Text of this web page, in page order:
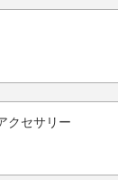
クセサリー